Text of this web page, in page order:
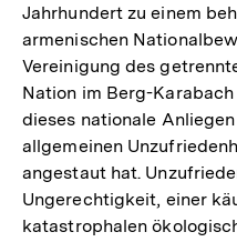
Jahrhundert zu einem
armenischen
Vereinigung des
Nation im Berg-
dieses nationale
allgemeinen
angestaut hat.
Ungerechtigkeit, einer
katastrophalen